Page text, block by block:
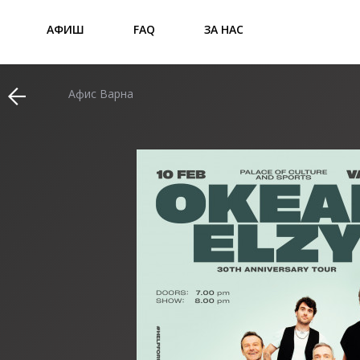
АФИШ FAQ ЗА НАС
Афис Варна